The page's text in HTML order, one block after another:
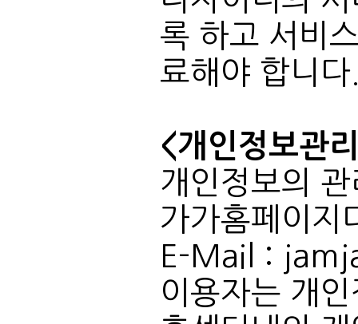
료해야 합니다
<개인정보관
개인정보의
가가홈페이지
E-Mail :